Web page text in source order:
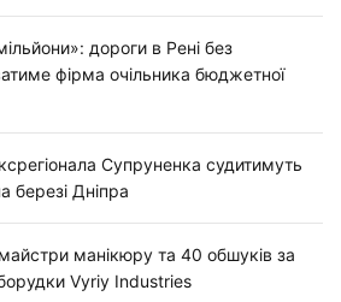
дороги в Рені без
фірма очільника бюджетної
Супруненка судитимуть
березі Дніпра
манікюру та 40 обшуків за
Vyriy Industries